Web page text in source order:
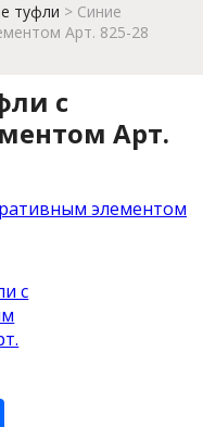
туфли
Синие
Арт. 825-28
с
Арт.